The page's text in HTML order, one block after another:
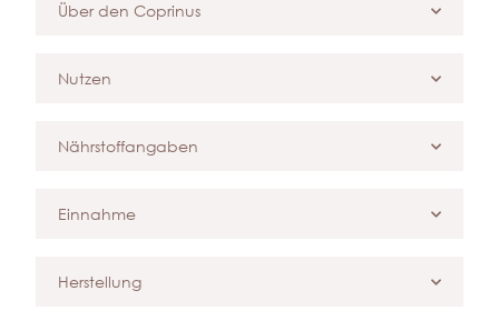
Über den Coprinus
Nutzen
Nährstoffangaben
Einnahme
Herstellung